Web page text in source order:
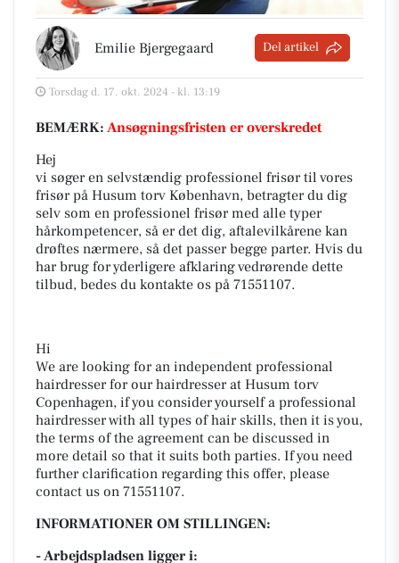
Emilie Bjergegaard Del artikel
Torsdag d. 17. okt. 2024 - kl. 13:19
BEMÆRK: Ansøgningsfristen er overskredet
Hej
vi søger en selvstændig professionel frisør til vores
frisør på Husum torv København, betragter du dig
selv som en professionel frisør med alle typer
hårkompetencer, så er det dig, aftalevilkårene kan
drøftes nærmere, så det passer begge parter. Hvis du
har brug for yderligere afklaring vedrørende dette
tilbud, bedes du kontakte os på 71551107.
Hi
We are looking for an independent professional
hairdresser for our hairdresser at Husum torv
Copenhagen, if you consider yourself a professional
hairdresser with all types of hair skills, then it is you,
the terms of the agreement can be discussed in
more detail so that it suits both parties. If you need
further clarification regarding this offer, please
contact us on 71551107.
INFORMATIONER OM STILLINGEN:
- Arbejdspladsen ligger i: